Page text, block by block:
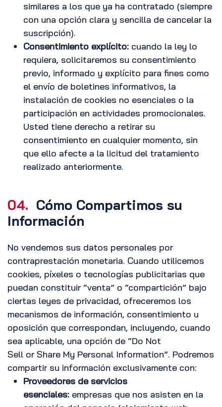
similares a los que ya ha contratado (siempre
con una opción clara y sencilla de cancelar la
suscripción).
Consentimiento explícito: cuando la ley lo
requiera, solicitaremos su consentimiento
previo, informado y explícito para fines como
el envío de boletines informativos, la
instalación de cookies no esenciales o la
participación en actividades promocionales.
Usted tiene derecho a retirar su
consentimiento en cualquier momento, sin
que ello afecte a la licitud del tratamiento
realizado anteriormente.
04. Cómo Compartimos su
Información
No vendemos sus datos personales por
contraprestación monetaria. Cuando utilicemos
cookies, píxeles o tecnologías publicitarias que
puedan constituir “venta” o “compartición” bajo
ciertas leyes de privacidad, ofreceremos los
mecanismos de información, consentimiento u
oposición que correspondan, incluyendo, cuando
sea aplicable, una opción de “Do Not
Sell or Share My Personal Information”. Podremos
compartir su información exclusivamente con:
Proveedores de servicios
esenciales: empresas que nos asisten en la